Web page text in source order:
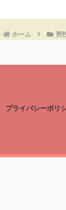
ホーム 男
プライバシーポリ